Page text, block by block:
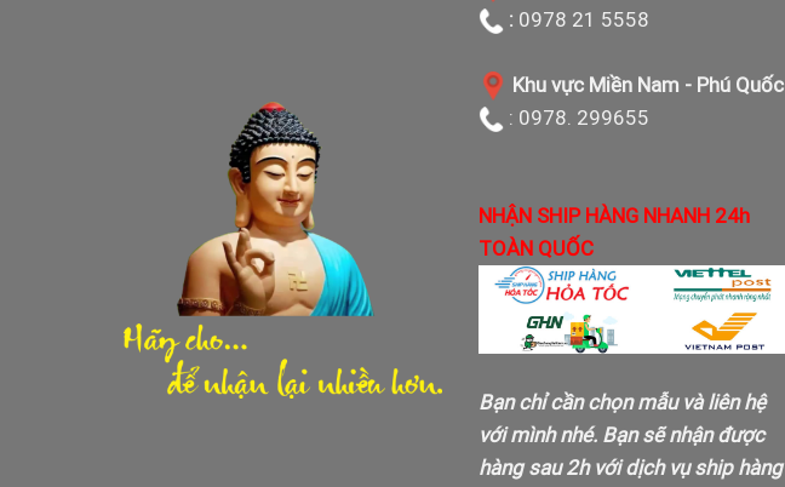
: 0978 21 5558
Khu vực Miền Nam - Phú Quốc
: 0978. 299655
NHẬN SHIP HÀNG NHANH 24h
TOÀN QUỐC
Bạn chỉ cần chọn mẫu và liên hệ
với mình nhé. Bạn sẽ nhận được
hàng sau 2h với dịch vụ ship hàng